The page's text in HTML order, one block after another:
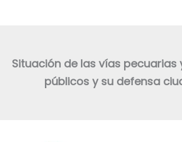
Situación de las vías pecuarias
públicos y su defensa